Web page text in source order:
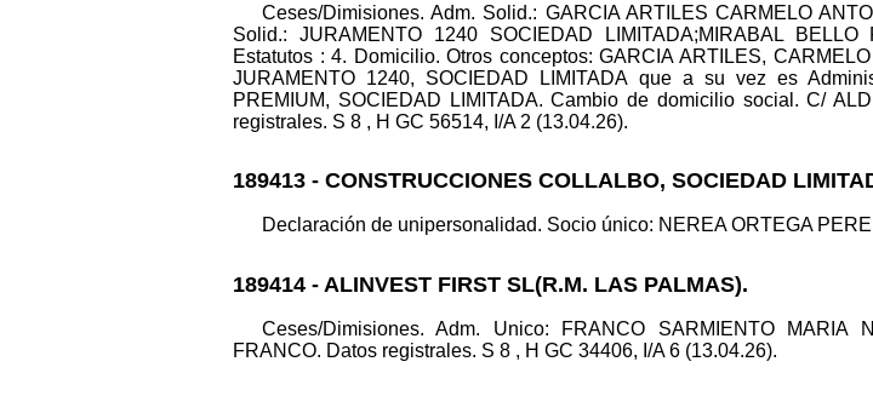
Ceses/Dimisiones. Adm. Solid.: GARCIA ARTILES CARMELO
Solid.: JURAMENTO 1240 SOCIEDAD LIMITADA;MIRABAL
Estatutos : 4. Domicilio. Otros conceptos: GARCIA ARTILES,
JURAMENTO 1240, SOCIEDAD LIMITADA que a su vez es
PREMIUM, SOCIEDAD LIMITADA. Cambio de domicilio social. C/
registrales. S 8 , H GC 56514, I/A 2 (13.04.26).
189413 - CONSTRUCCIONES COLLALBO, SOCIEDAD
Declaración de unipersonalidad. Socio único: NEREA ORTEGA
189414 - ALINVEST FIRST SL(R.M. LAS PALMAS).
Ceses/Dimisiones. Adm. Unico: FRANCO SARMIENTO MARIA
FRANCO. Datos registrales. S 8 , H GC 34406, I/A 6 (13.04.26).